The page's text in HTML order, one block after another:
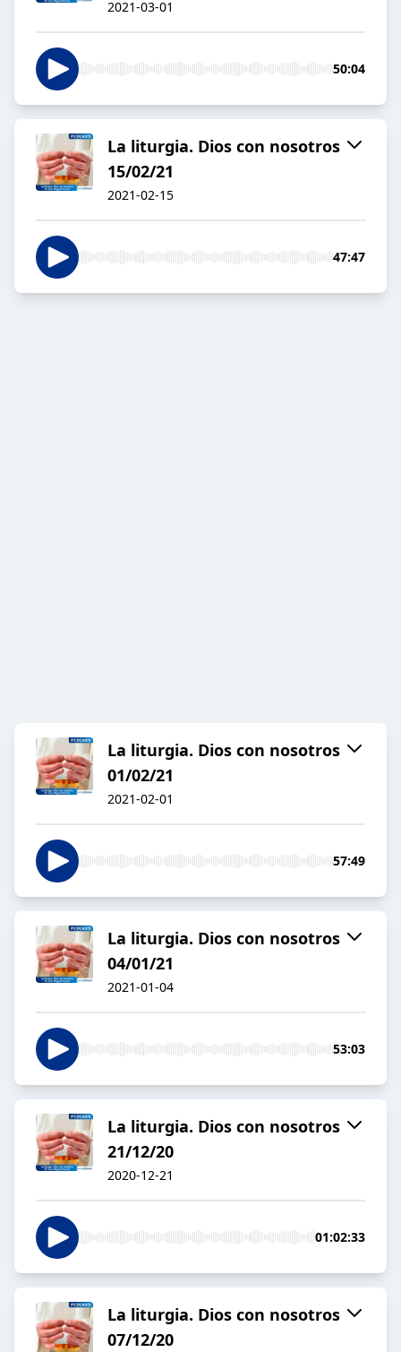
2021-03-01
50:04
La liturgia. Dios con nosotros
15/02/21
2021-02-15
47:47
La liturgia. Dios con nosotros
01/02/21
2021-02-01
57:49
La liturgia. Dios con nosotros
04/01/21
2021-01-04
53:03
La liturgia. Dios con nosotros
21/12/20
2020-12-21
01:02:33
La liturgia. Dios con nosotros
07/12/20